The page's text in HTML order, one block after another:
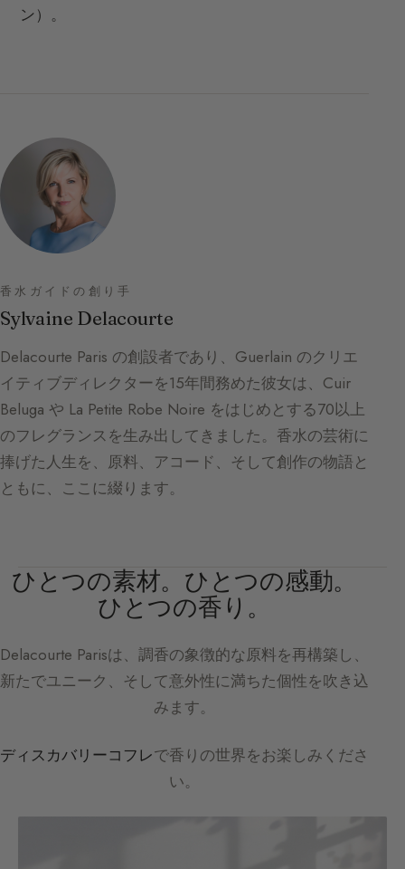
ン）。
香水ガイドの創り手
Sylvaine Delacourte
Delacourte Paris の創設者であり、Guerlain のクリエ
イティブディレクターを15年間務めた彼女は、Cuir
Beluga や La Petite Robe Noire をはじめとする70以上
のフレグランスを生み出してきました。香水の芸術に
捧げた人生を、原料、アコード、そして創作の物語と
ともに、ここに綴ります。
ひとつの素材。ひとつの感動。
ひとつの香り。
Delacourte Parisは、調香の象徴的な原料を再構築し、
新たでユニーク、そして意外性に満ちた個性を吹き込
みます。
ディスカバリーコフレで香りの世界をお楽しみくださ
い。